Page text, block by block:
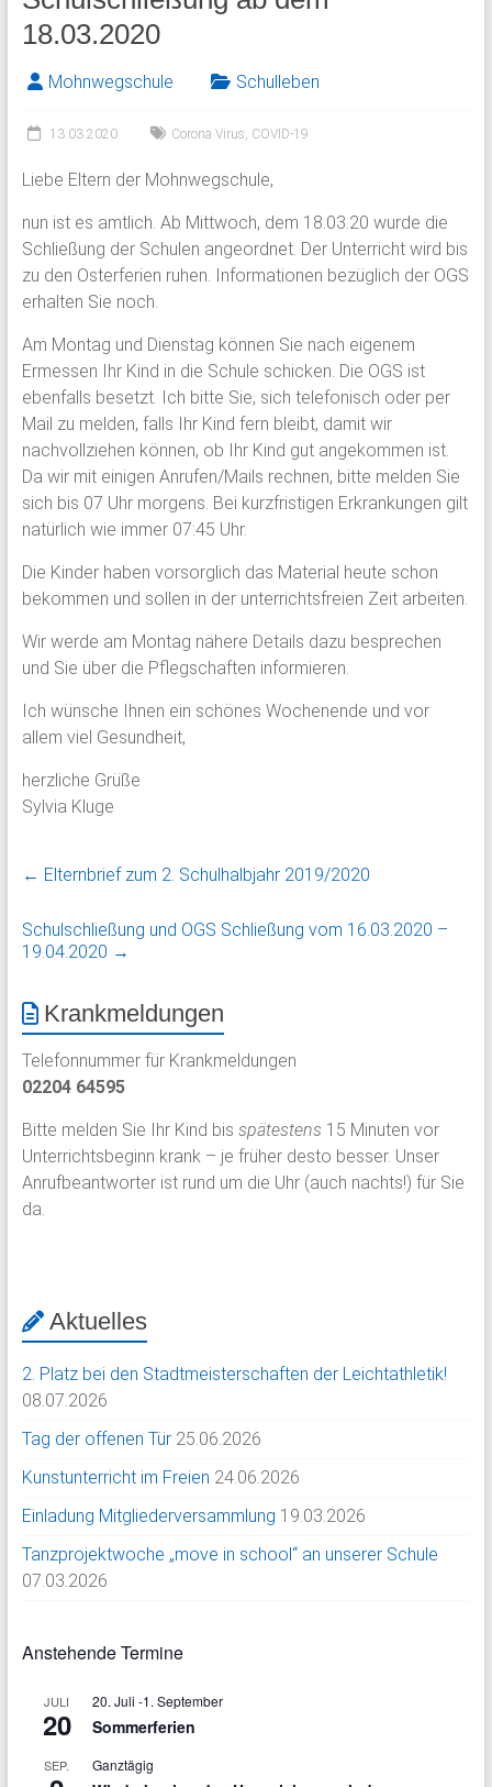
18.03.2020
Mohnwegschule Schulleben
13.03.2020 Corona Virus, COVID-19
Liebe Eltern der Mohnwegschule,
nun ist es amtlich. Ab Mittwoch, dem 18.03.20 wurde die
Schließung der Schulen angeordnet. Der Unterricht wird bis
zu den Osterferien ruhen. Informationen bezüglich der OGS
erhalten Sie noch.
Am Montag und Dienstag können Sie nach eigenem
Ermessen Ihr Kind in die Schule schicken. Die OGS ist
ebenfalls besetzt. Ich bitte Sie, sich telefonisch oder per
Mail zu melden, falls Ihr Kind fern bleibt, damit wir
nachvollziehen können, ob Ihr Kind gut angekommen ist.
Da wir mit einigen Anrufen/Mails rechnen, bitte melden Sie
sich bis 07 Uhr morgens. Bei kurzfristigen Erkrankungen gilt
natürlich wie immer 07:45 Uhr.
Die Kinder haben vorsorglich das Material heute schon
bekommen und sollen in der unterrichtsfreien Zeit arbeiten.
Wir werde am Montag nähere Details dazu besprechen
und Sie über die Pflegschaften informieren.
Ich wünsche Ihnen ein schönes Wochenende und vor
allem viel Gesundheit,
herzliche Grüße
Sylvia Kluge
← Elternbrief zum 2. Schulhalbjahr 2019/2020
Schulschließung und OGS Schließung vom 16.03.2020 –
19.04.2020 →
Krankmeldungen
Telefonnummer für Krankmeldungen
02204 64595
Bitte melden Sie Ihr Kind bis spätestens 15 Minuten vor
Unterrichtsbeginn krank – je früher desto besser. Unser
Anrufbeantworter ist rund um die Uhr (auch nachts!) für Sie
da.
Aktuelles
2. Platz bei den Stadtmeisterschaften der Leichtathletik!
08.07.2026
Tag der offenen Tür 25.06.2026
Kunstunterricht im Freien 24.06.2026
Einladung Mitgliederversammlung 19.03.2026
Tanzprojektwoche „move in school“ an unserer Schule
07.03.2026
Anstehende Termine
JULI
20
20. Juli -1. September
Sommerferien
SEP. Ganztägig